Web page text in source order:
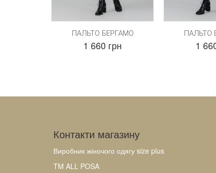
ПАЛЬТО БЕРГАМО
1 660 грн
ПАЛЬТО
1
Контакти магазину
Виробник жіночого одягу size plus
TM ALL POSA